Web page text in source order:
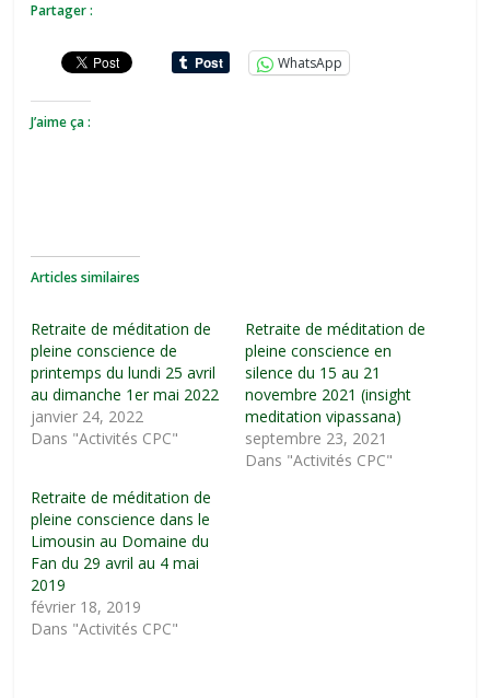
Partager :
WhatsApp
J’aime ça :
Articles similaires
Retraite de méditation de
pleine conscience de
printemps du lundi 25 avril
au dimanche 1er mai 2022
janvier 24, 2022
Dans "Activités CPC"
Retraite de méditation de
pleine conscience en
silence du 15 au 21
novembre 2021 (insight
meditation vipassana)
septembre 23, 2021
Dans "Activités CPC"
Retraite de méditation de
pleine conscience dans le
Limousin au Domaine du
Fan du 29 avril au 4 mai
2019
février 18, 2019
Dans "Activités CPC"